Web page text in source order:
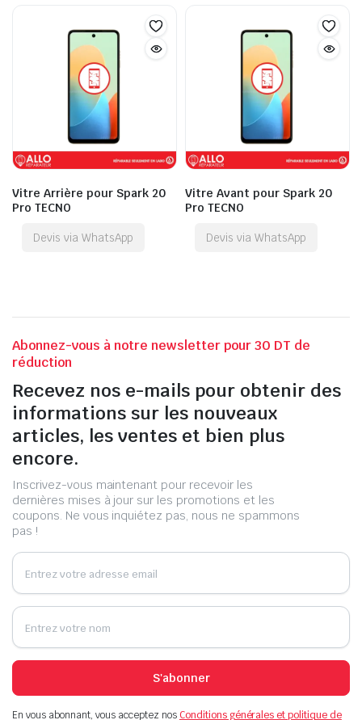
Vitre Arrière pour Spark 20
Pro TECNO
Devis via WhatsApp
Vitre Avant pour Spark 20
Pro TECNO
Devis via WhatsApp
Abonnez-vous à notre newsletter pour 30 DT de
réduction
Recevez nos e-mails pour obtenir des
informations sur les nouveaux
articles, les ventes et bien plus
encore.
Inscrivez-vous maintenant pour recevoir les
dernières mises à jour sur les promotions et les
coupons. Ne vous inquiétez pas, nous ne spammons
pas !
S'abonner
En vous abonnant, vous acceptez nosConditions générales et politique de